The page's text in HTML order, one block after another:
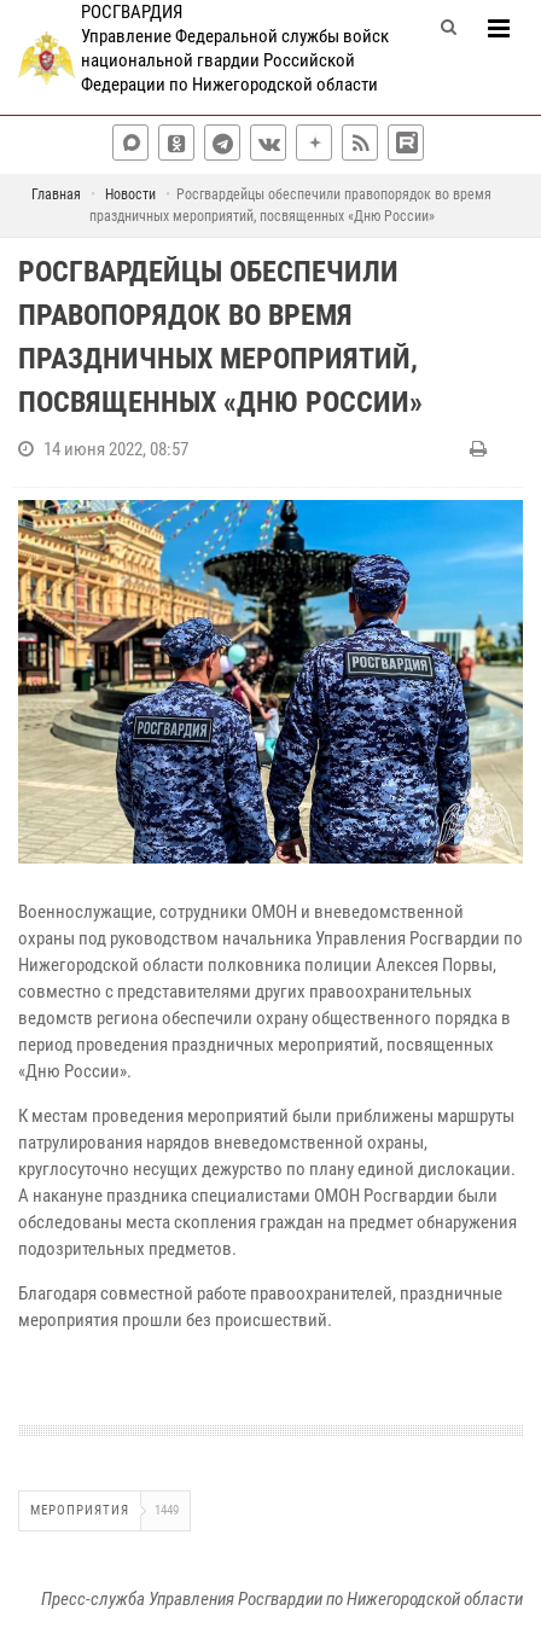
РОСГВАРДИЯ
Управление Федеральной службы войск
национальной гвардии Российской
Федерации по Нижегородской области
Главная Новости
Росгвардейцы обеспечили правопорядок во время
праздничных мероприятий, посвященных «Дню России»
РОСГВАРДЕЙЦЫ ОБЕСПЕЧИЛИ
ПРАВОПОРЯДОК ВО ВРЕМЯ
ПРАЗДНИЧНЫХ МЕРОПРИЯТИЙ,
ПОСВЯЩЕННЫХ «ДНЮ РОССИИ»
14 июня 2022, 08:57
Военнослужащие, сотрудники ОМОН и вневедомственной
охраны под руководством начальника Управления Росгвардии по
Нижегородской области полковника полиции Алексея Порвы,
совместно с представителями других правоохранительных
ведомств региона обеспечили охрану общественного порядка в
период проведения праздничных мероприятий, посвященных
«Дню России».
К местам проведения мероприятий были приближены маршруты
патрулирования нарядов вневедомственной охраны,
круглосуточно несущих дежурство по плану единой дислокации.
А накануне праздника специалистами ОМОН Росгвардии были
обследованы места скопления граждан на предмет обнаружения
подозрительных предметов.
Благодаря совместной работе правоохранителей, праздничные
мероприятия прошли без происшествий.
МЕРОПРИЯТИЯ 1449
Пресс-служба Управления Росгвардии по Нижегородской области